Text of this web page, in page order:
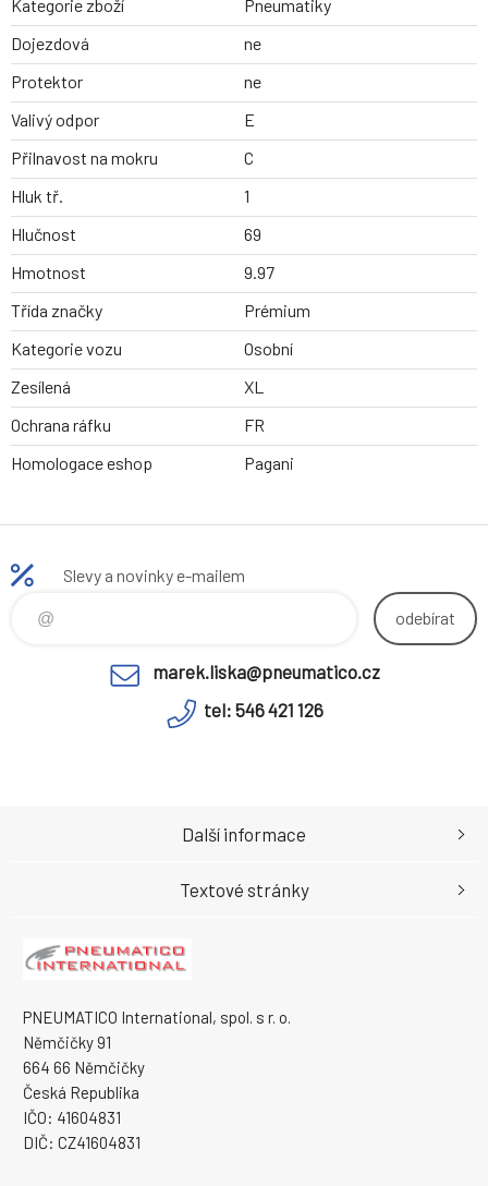
Kategorie zboží
Pneumatiky
Dojezdová
ne
Protektor
ne
Valivý odpor
E
Přilnavost na mokru
C
Hluk tř.
1
Hlučnost
69
Hmotnost
9.97
Třída značky
Prémium
Kategorie vozu
Osobní
Zesílená
XL
Ochrana ráfku
FR
Homologace eshop
Pagani
Slevy a novinky e-mailem
odebírat
marek.liska@pneumatico.cz
tel: 546 421 126
PNEUMATICO International, spol. s r. o.
Němčičky 91
664 66 Němčičky
Česká Republika
IČO: 41604831
DIČ: CZ41604831
Další informace
Textové stránky